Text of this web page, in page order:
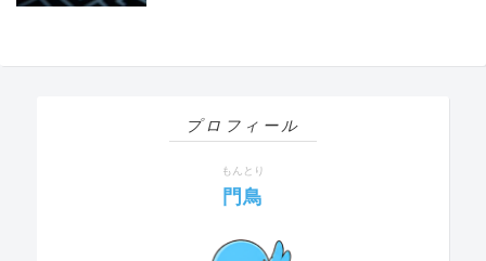
プロフィール
もんとり
門鳥